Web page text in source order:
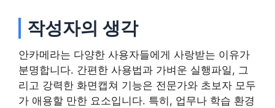
작성자의 생각
안카메라는 다양한 사용자들에게 사랑받는 이유가
분명합니다. 간편한 사용법과 가벼운 실행파일, 그
리고 강력한 화면캡쳐 기능은 전문가와 초보자 모두
가 애용할 만한 요소입니다. 특히, 업무나 학습 환경